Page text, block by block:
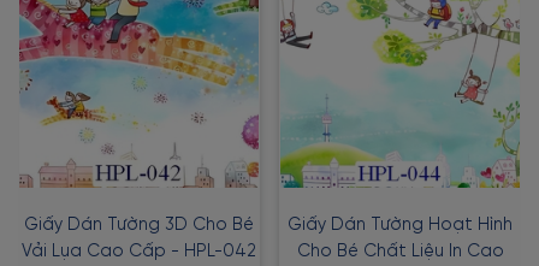
Giấy Dán Tường 3D Cho Bé
Vải Lụa Cao Cấp - HPL-042
Giấy Dán Tường Hoạt Hình
Cho Bé Chất Liệu In Cao